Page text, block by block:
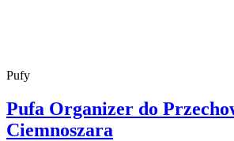
Pufy
Pufa Organizer do
Ciemnoszara